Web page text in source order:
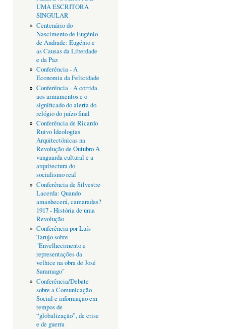
UMA ESCRITORA
SINGULAR
Centenário do
Nascimento de Eugénio
de Andrade: Eugénio e
as Causas da Liberdade
e da Paz
Conferência - A
Economia da Felicidade
Conferência - A corrida
aos armamentos e o
significado do alerta do
relógio do juízo final
Conferência de Ricardo
Ruivo Ideologias
Arquitectónicas na
Revolução de Outubro A
vanguarda cultural e a
arquitectura do
socialismo real
Conferência de Silvestre
Lacerda: Quando
amanhecerá, camaradas?
1917 - História de uma
Revolução
Conferência por Luís
Tarujo sobre
"Envelhecimento e
representações da
velhice na obra de José
Saramago"
Conferência/Debate
sobre a Comunicação
Social e informação em
tempos de
“globalização”, de crise
e de guerra